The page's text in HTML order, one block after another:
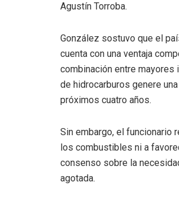
Agustín Torroba.
González sostuvo que el
cuenta con una ventaja
combinación entre
de hidrocarburos genere
próximos cuatro años.
Sin embargo, el funcionario
los combustibles ni a
consenso sobre la
agotada.